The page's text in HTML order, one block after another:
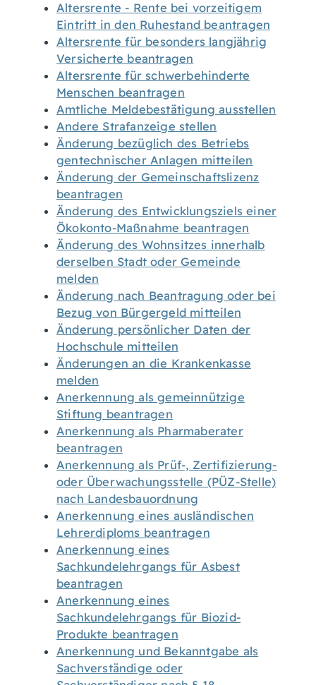
Altersrente - Rente bei vorzeitigem
Eintritt in den Ruhestand beantragen
Altersrente für besonders langjährig
Versicherte beantragen
Altersrente für schwerbehinderte
Menschen beantragen
Amtliche Meldebestätigung ausstellen
Andere Strafanzeige stellen
Änderung bezüglich des Betriebs
gentechnischer Anlagen mitteilen
Änderung der Gemeinschaftslizenz
beantragen
Änderung des Entwicklungsziels einer
Ökokonto-Maßnahme beantragen
Änderung des Wohnsitzes innerhalb
derselben Stadt oder Gemeinde
melden
Änderung nach Beantragung oder bei
Bezug von Bürgergeld mitteilen
Änderung persönlicher Daten der
Hochschule mitteilen
Änderungen an die Krankenkasse
melden
Anerkennung als gemeinnützige
Stiftung beantragen
Anerkennung als Pharmaberater
beantragen
Anerkennung als Prüf-, Zertifizierung-
oder Überwachungsstelle (PÜZ-Stelle)
nach Landesbauordnung
Anerkennung eines ausländischen
Lehrerdiploms beantragen
Anerkennung eines
Sachkundelehrgangs für Asbest
beantragen
Anerkennung eines
Sachkundelehrgangs für Biozid-
Produkte beantragen
Anerkennung und Bekanntgabe als
Sachverständige oder